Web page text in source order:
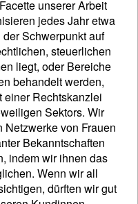
unserer Arbeit
jedes Jahr etwa
Schwerpunkt auf
steuerlichen
liegt, oder Bereiche
behandelt werden,
einer Rechtskanzlei
Sektors. Wir
von Frauen
Bekanntschaften
indem wir ihnen das
Wenn wir all
dürften wir gut